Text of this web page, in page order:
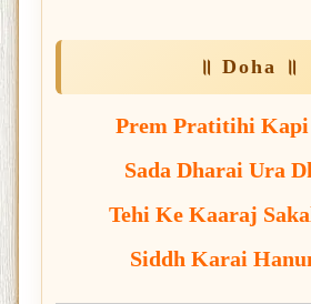
॥ Doha ॥
Prem Pratitihi
Sada Dharai Ura
Tehi Ke Kaaraj
Siddh Karai